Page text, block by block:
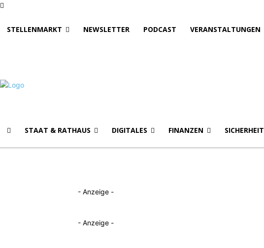
STELLENMARKT NEWSLETTER PODCAST VERANSTALTUNGEN
STAAT & RATHAUS DIGITALES FINANZEN SICHERHEIT
- Anzeige -
- Anzeige -